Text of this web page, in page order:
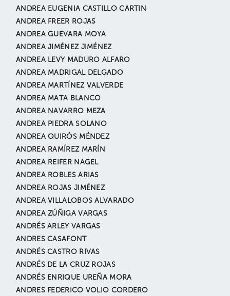
ANDREA EUGENIA CASTILLO CARTIN
ANDREA FREER ROJAS
ANDREA GUEVARA MOYA
ANDREA JIMÉNEZ JIMÉNEZ
ANDREA LEVY MADURO ALFARO
ANDREA MADRIGAL DELGADO
ANDREA MARTÍNEZ VALVERDE
ANDREA MATA BLANCO
ANDREA NAVARRO MEZA
ANDREA PIEDRA SOLANO
ANDREA QUIRÓS MÉNDEZ
ANDREA RAMÍREZ MARÍN
ANDREA REIFER NAGEL
ANDREA ROBLES ARIAS
ANDREA ROJAS JIMÉNEZ
ANDREA VILLALOBOS ALVARADO
ANDREA ZÚÑIGA VARGAS
ANDRÉS ARLEY VARGAS
ANDRES CASAFONT
ANDRÉS CASTRO RIVAS
ANDRÉS DE LA CRUZ ROJAS
ANDRÉS ENRIQUE UREÑA MORA
ANDRES FEDERICO VOLIO CORDERO